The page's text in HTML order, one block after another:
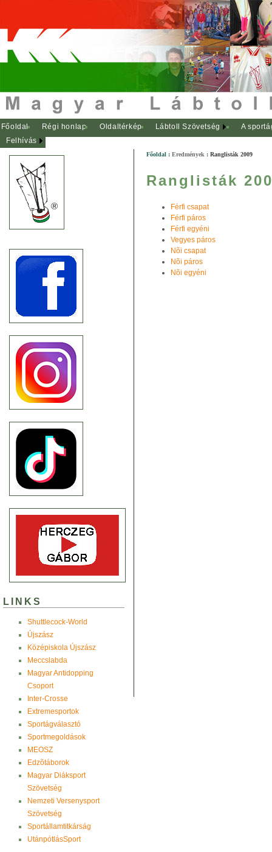
Főoldal Régi honlap Oldaltérkép Lábtoll Szövetség
A
Felhívás
LINKS
Shuttlecock-World
Újszász
Középiskola Újszász
Meccslabda
Magyar Antidopping
Csoport
Inter-Crosse
Extremesportok
Sportágválasztó
Sportmegoldások
MEOSZ
Edzõtáborok
Magyar Diáksport
Szövetség
Nemzeti Versenysport
Szövetség
Sportállamtitkárság
UtánpótlásSport
Főoldal : Eredmények : Ranglisták 2009
Ranglisták
Férfi csapat
Férfi páros
Férfi egyéni
Vegyes páros
Nõi csapat
Nõi páros
Nõi egyéni